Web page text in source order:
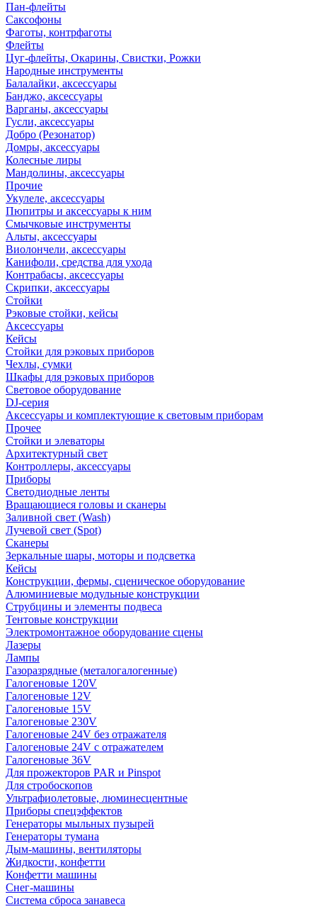
Пан-флейты
Саксофоны
Фаготы, контрфаготы
Флейты
Цуг-флейты, Окарины, Свистки, Рожки
Народные инструменты
Балалайки, аксессуары
Банджо, аксессуары
Варганы, аксессуары
Гусли, аксессуары
Добро (Резонатор)
Домры, аксессуары
Колесные лиры
Мандолины, аксессуары
Прочие
Укулеле, аксессуары
Пюпитры и аксессуары к ним
Смычковые инструменты
Альты, аксессуары
Виолончели, аксессуары
Канифоли, средства для ухода
Контрабасы, аксессуары
Скрипки, аксессуары
Стойки
Рэковые стойки, кейсы
Аксессуары
Кейсы
Стойки для рэковых приборов
Чехлы, сумки
Шкафы для рэковых приборов
Световое оборудование
DJ-серия
Аксессуары и комплектующие к световым приборам
Прочее
Стойки и элеваторы
Архитектурный свет
Контроллеры, аксессуары
Приборы
Светодиодные ленты
Вращающиеся головы и сканеры
Заливной свет (Wash)
Лучевой свет (Spot)
Сканеры
Зеркальные шары, моторы и подсветка
Кейсы
Конструкции, фермы, сценическое оборудование
Алюминиевые модульные конструкции
Струбцины и элементы подвеса
Тентовые конструкции
Электромонтажное оборудование сцены
Лазеры
Лампы
Газоразрядные (металогалогенные)
Галогеновые 120V
Галогеновые 12V
Галогеновые 15V
Галогеновые 230V
Галогеновые 24V без отражателя
Галогеновые 24V с отражателем
Галогеновые 36V
Для прожекторов PAR и Pinspot
Для стробоскопов
Ультрафиолетовые, люминесцентные
Приборы спецэффектов
Генераторы мыльных пузырей
Генераторы тумана
Дым-машины, вентиляторы
Жидкости, конфетти
Конфетти машины
Снег-машины
Система сброса занавеса